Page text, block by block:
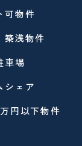
可物件
築浅物件
車場
シェア
円以下物件